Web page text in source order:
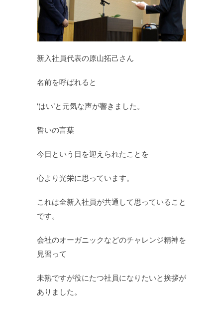
新入社員代表の原山拓己さん
名前を呼ばれると
‘はい’と元気な声が響きました。
誓いの言葉
今日という日を迎えられたことを
心より光栄に思っています。
これは全新入社員が共通して思っていること
です。
会社のオーガニックなどのチャレンジ精神を
見習って
未熟ですが役にたつ社員になりたいと挨拶が
ありました。